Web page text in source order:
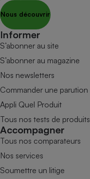
Nous découvrir
Informer
S’abonner au site
S’abonner au magazine
Nos newsletters
Commander une parution
Appli Quel Produit
Tous nos tests de produits
Accompagner
Tous nos comparateurs
Nos services
Soumettre un litige